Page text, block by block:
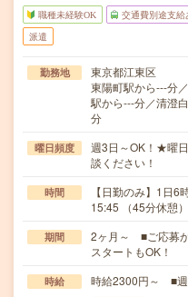
職種未経験OK 交通費別途支給
派遣
勤務地
東京都江東区
東陽町駅から---分
駅から---分／清澄
分
曜日頻度
週3日～OK！★曜
談ください！
時間
【日勤のみ】1日
15:45 （45分休憩
期間
2ヶ月～ ■ご応募
スタートもOK！
時給 時給2300円～ ■